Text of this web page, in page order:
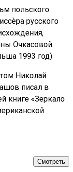
польского
русского
Очкасовой
1993 год)
Николай
писал в
книге «Зеркало
Смотреть